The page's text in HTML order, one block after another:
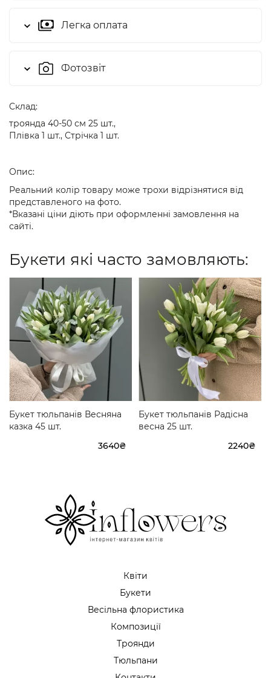
Легка оплата
Фотозвіт
Cклад:
троянда 40-50 см 25 шт.,
Плівка 1 шт., Стрічка 1 шт.
Опис:
Реальний колір товару може трохи відрізнятися від
представленого на фото.
*Вказані ціни діють при оформленні замовлення на
сайті.
Букети які часто замовляють:
Букет тюльпанів Весняна
казка 45 шт.
3640₴
Букет тюльпанів Радісна
весна 25 шт.
2240₴
Квіти
Букети
Весільна флористика
Композиції
Троянди
Тюльпани